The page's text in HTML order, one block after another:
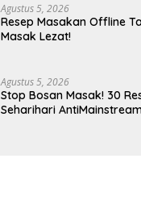
Agustus 5, 2026
Resep Masakan Offline
Masak Lezat!
Agustus 5, 2026
Stop Bosan Masak! 30
Seharihari